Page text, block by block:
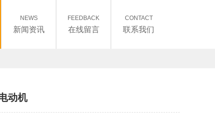
NEWS
新闻资讯
FEEDBACK
在线留言
CONTACT
联系我们
动机